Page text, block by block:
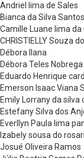
Andriel lima de Sales
Bianca da Silva Santos
Camille Luane lima da
CHRISTIELLY Souza
Débora Ilana
Débora Teles Nobrega
Eduardo Henrique
Emerson Isaac Viana
Emily Lorrany da silva
Estefany Silva dos
Everllyn Paula lima
Izabely sousa do
Josué Oliveira Ramos